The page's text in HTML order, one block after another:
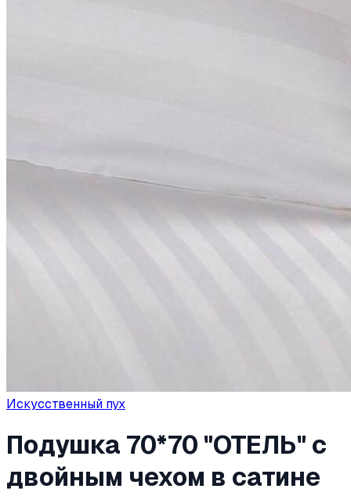
Искусственный пух
Подушка 70*70 "ОТЕЛЬ" с
двойным чехом в сатине